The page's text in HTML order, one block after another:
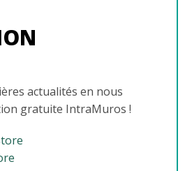
actualités en nous
gratuite IntraMuros !